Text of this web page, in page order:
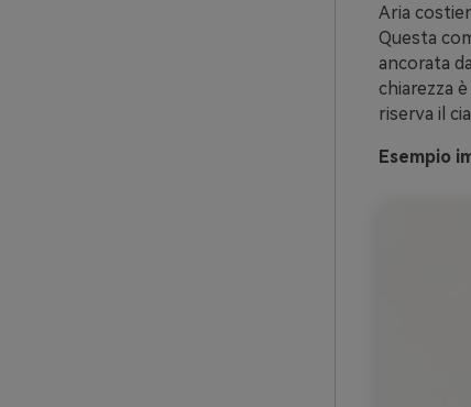
Aria
Questa
ancorata
chiarezza
riserva il
Esempio